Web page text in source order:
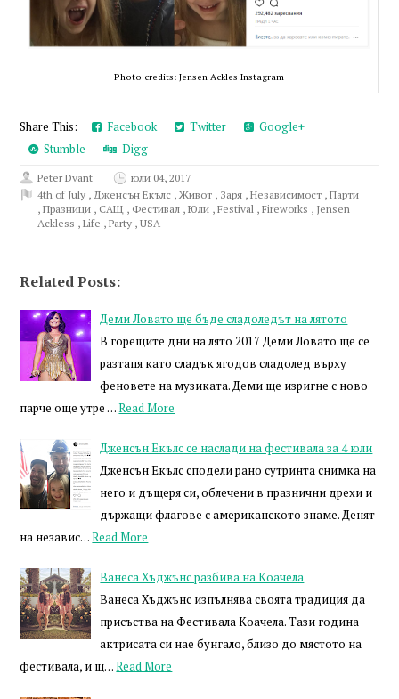
Photo credits: Jensen Ackles Instagram
Share This: Facebook Twitter
Google+
Stumble
Digg
Peter Dvant
юли 04, 2017
4th of July ,Дженсън Екълс ,Живот , Заря ,Независимост ,Парти
,Празници , САЩ , Фестивал ,Юли ,Festival ,Fireworks , Jensen
Ackless ,Life ,Party ,USA
Related Posts:
Деми Ловато ще бъде сладоледът на лятото
В горещите дни на лято 2017 Деми Ловато ще се
разтапя като сладък ягодов сладолед върху
феновете на музиката. Деми ще изригне с ново
парче още утре …Read More
Дженсън Екълс се наслади на фестивала за 4 юли
Дженсън Екълс сподели рано сутринта снимка на
него и дъщеря си, облечени в празнични дрехи и
държащи флагове с американското знаме. Денят
на независ…Read More
Ванеса Хъджънс разбива на Коачела
Ванеса Хъджънс изпълнява своята традиция да
присъства на Фестивала Коачела. Тази година
актрисата си нае бунгало, близо до мястото на
фестивала, и щ…Read More